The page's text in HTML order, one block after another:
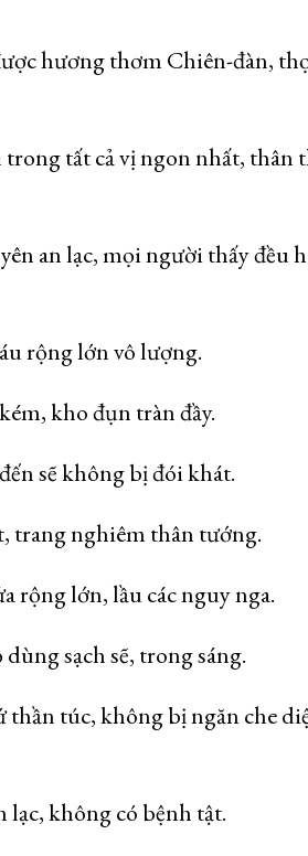
hương thơm Chiên-đàn,
tất cả vị ngon nhất, thân
an lạc, mọi người thấy đều
rộng lớn vô lượng.
kho đụn tràn đầy.
sẽ không bị đói khát.
trang nghiêm thân tướng.
rộng lớn, lầu các nguy nga.
sạch sẽ, trong sáng.
thần túc, không bị ngăn che
không có bệnh tật.